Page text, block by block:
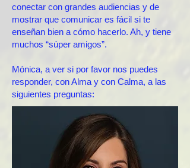
conectar con grandes audiencias y de
mostrar que comunicar es fácil si te
enseñan bien a cómo hacerlo. Ah, y tiene
muchos “súper amigos”.
Mónica, a ver si por favor nos puedes
responder, con Alma y con Calma, a las
siguientes preguntas: